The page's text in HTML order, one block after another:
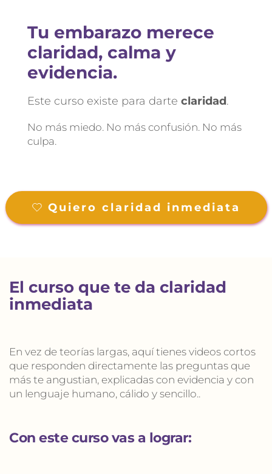
Tu embarazo merece
claridad, calma y
evidencia.
Este curso existe para darte claridad.
No más miedo. No más confusión. No más
culpa.
Quiero claridad inmediata
El curso que te da claridad
inmediata
En vez de teorías largas, aquí tienes videos cortos
que responden directamente las preguntas que
más te angustian, explicadas con evidencia y con
un lenguaje humano, cálido y sencillo..
Con este curso vas a lograr: